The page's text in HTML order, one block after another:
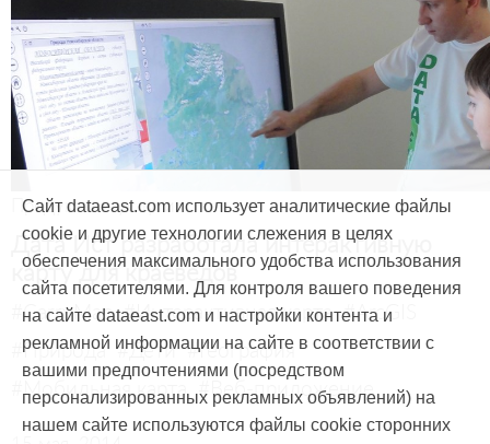
Продукты и услуги
Дата Ист разработала интерактивную
карту для краеведов
#CarryMap #Интерактивная карта #ArcGIS
#Природа #Дети #География
#Мобильная карта #Веб-приложение
Сайт dataeast.com использует аналитические файлы
cookie и другие технологии слежения в целях
обеспечения максимального удобства использования
сайта посетителями. Для контроля вашего поведения
на сайте dataeast.com и настройки контента и
рекламной информации на сайте в соответствии с
вашими предпочтениями (посредством
персонализированных рекламных объявлений) на
нашем сайте используются файлы cookie сторонних